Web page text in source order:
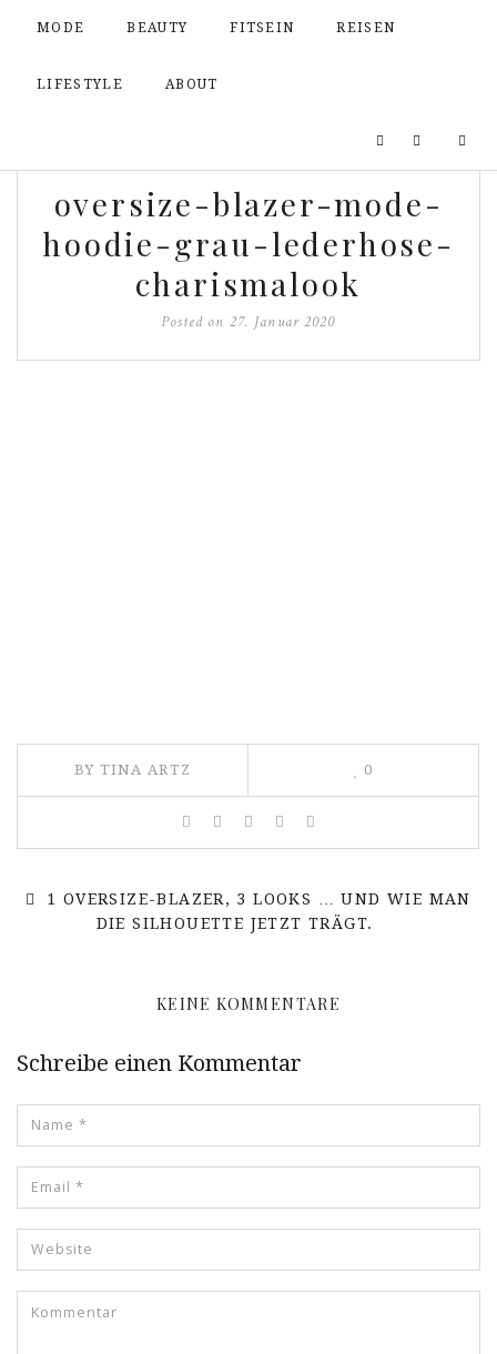
MODE BEAUTY FITSEIN REISEN
LIFESTYLE ABOUT
oversize-blazer-mode-
hoodie-grau-lederhose-
charismalook
Posted on 27. Januar 2020
BY TINA ARTZ 0
1 OVERSIZE-BLAZER, 3 LOOKS … UND WIE MAN
DIE SILHOUETTE JETZT TRÄGT.
KEINE KOMMENTARE
Schreibe einen Kommentar